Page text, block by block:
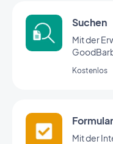
Suchen
Mit der
Nutzer
Kostenlos
Formular
Mit der